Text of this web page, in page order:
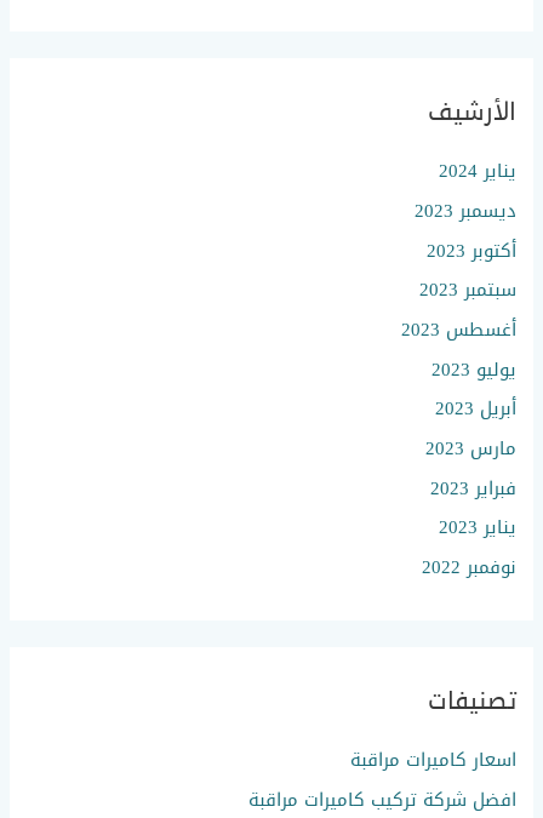
الأرشيف
يناير 2024
ديسمبر 2023
أكتوبر 2023
سبتمبر 2023
أغسطس 2023
يوليو 2023
أبريل 2023
مارس 2023
فبراير 2023
يناير 2023
نوفمبر 2022
تصنيفات
اسعار كاميرات مراقبة
افضل شركة تركيب كاميرات مراقبة